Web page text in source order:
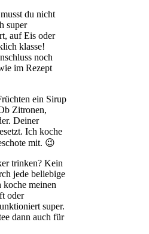
du nicht
super
auf Eis oder
klasse!
noch
im Rezept
ein Sirup
Zitronen,
Deiner
Ich koche
mit. 😉
trinken? Kein
jede beliebige
koche meinen
oder
super.
dann auch für